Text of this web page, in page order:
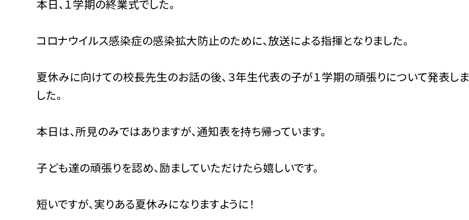
本日、１学期の終業式でした。
コロナウイルス感染症の感染拡大防止のために、放送による指揮となりました。
夏休みに向けての校長先生のお話の後、３年生代表の子が１学期の頑張りについて発表しま
した。
本日は、所見のみではありますが、通知表を持ち帰っています。
子ども達の頑張りを認め、励ましていただけたら嬉しいです。
短いですが、実りある夏休みになりますように！